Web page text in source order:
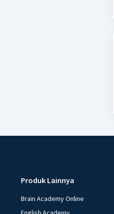
Produk Lainnya
Brain Academy Online